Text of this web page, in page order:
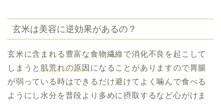
玄米は美容に逆効果があるの？
玄米に含まれる豊富な食物繊維で消化不良を起こして
しまうと 肌荒れの原因 になることがありますので胃腸
が弱っている時はできるだけ避けてよく噛んで食べる
ようにし水分を普段より多めに摂取するなど心がけま